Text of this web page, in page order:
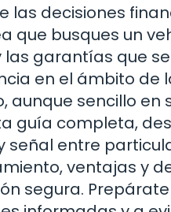
las decisiones
que busques un
garantías que
en el ámbito
aunque sencillo
guía completa,
entre
ventajas y
segura.